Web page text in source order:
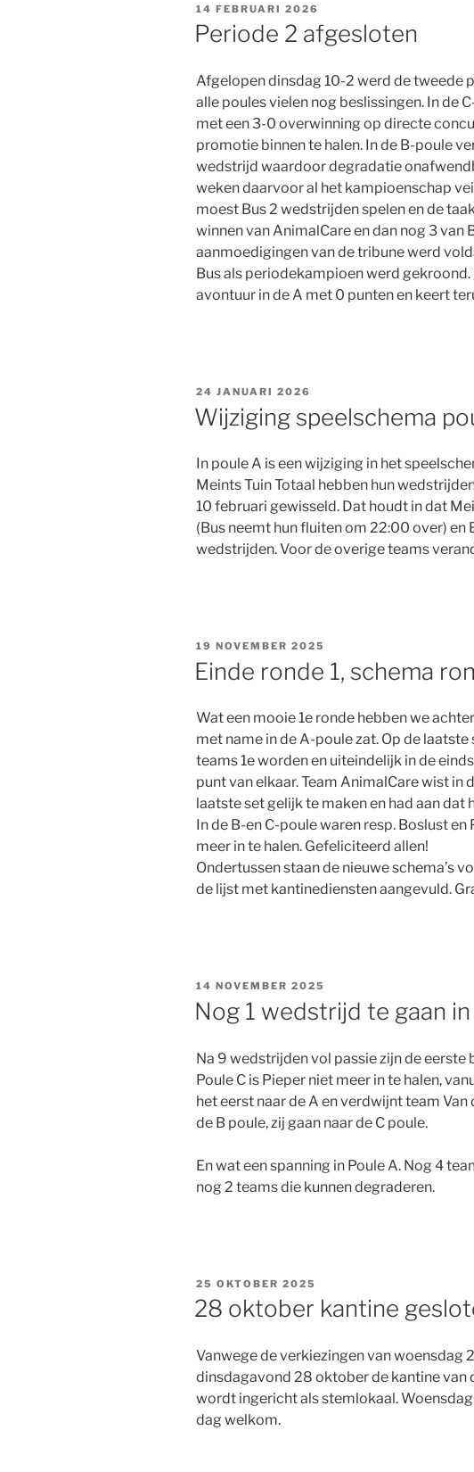
GEPLAATST
OP
14 FEBRUARI 2026
Periode 2 afgesloten
Afgelopen dinsdag 10-2 werd de tweede
alle poules vielen nog beslissingen. In de
met een 3-0 overwinning op directe
promotie binnen te halen. In de B-poule
wedstrijd waardoor degradatie
weken daarvoor al het kampioenschap
moest Bus 2 wedstrijden spelen en de
winnen van AnimalCare en dan nog 3 van
aanmoedigingen van de tribune werd
Bus als periodekampioen werd
avontuur in de A met 0 punten en keert
GEPLAATST
24 JANUARI 2026
Wijziging speelschema
In poule A is een wijziging in het
Meints Tuin Totaal hebben hun
10 februari gewisseld. Dat houdt in dat
(Bus neemt hun fluiten om 22:00 over) en
wedstrijden. Voor de overige teams
GEPLAATST
OP
19 NOVEMBER 2025
Einde ronde 1, schema
Wat een mooie 1e ronde hebben we
met name in de A-poule zat. Op de
teams 1e worden en uiteindelijk in de
punt van elkaar. Team AnimalCare wist in
laatste set gelijk te maken en had aan dat
In de B-en C-poule waren resp. Boslust
meer in te halen. Gefeliciteerd allen!
Ondertussen staan de nieuwe schema’s
de lijst met kantinediensten aangevuld.
GEPLAATST
OP
14 NOVEMBER 2025
Nog 1 wedstrijd te gaan
Na 9 wedstrijden vol passie zijn de eerste
Poule C is Pieper niet meer in te halen,
het eerst naar de A en verdwijnt team
de B poule, zij gaan naar de C poule.
En wat een spanning in Poule A. Nog 4
nog 2 teams die kunnen degraderen.
GEPLAATST
OP
25 OKTOBER 2025
28 oktober kantine
Vanwege de verkiezingen van woensdag
dinsdagavond 28 oktober de kantine van
wordt ingericht als stemlokaal.
dag welkom.